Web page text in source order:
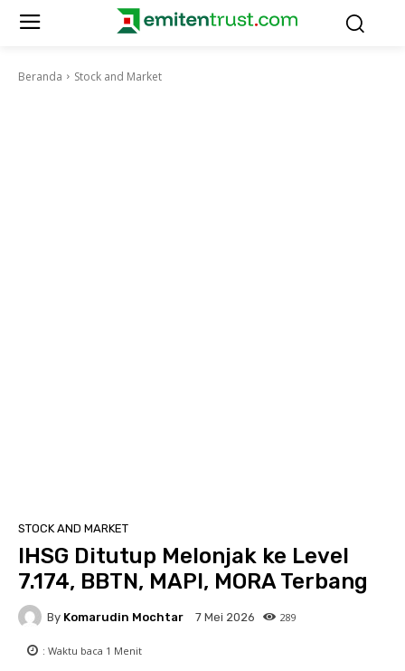
Beranda Stock and Market
STOCK AND MARKET
IHSG Ditutup Melonjak ke Level
7.174, BBTN, MAPI, MORA Terbang
By Komarudin Mochtar 7 Mei 2026 289
: Waktu baca 1 Menit